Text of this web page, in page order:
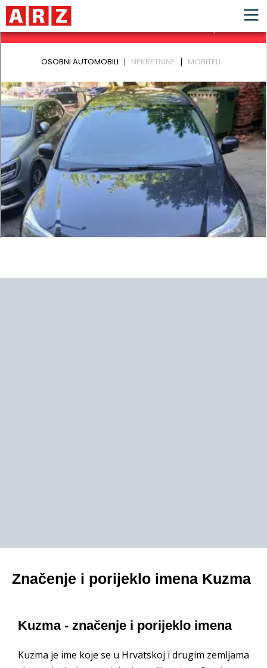
Značenje i porijeklo imena Kuzma
Kuzma - značenje i porijeklo imena
Kuzma je ime koje se u Hrvatskoj i drugim zemljama